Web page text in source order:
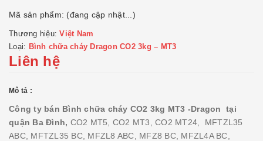
Mã sản phẩm: (đang cập nhật...)
Thương hiệu:Việt Nam
Loại: Bình chữa cháy Dragon CO2 3kg – MT3
Liên hệ
Mô tả :
Công ty bán Bình chữa cháy CO2 3kg MT3 -Dragon tại
quận Ba Đình, CO2 MT5, CO2 MT3, CO2 MT24, MFTZL35
ABC, MFTZL35 BC, MFZL8 ABC, MFZ8 BC, MFZL4A BC,